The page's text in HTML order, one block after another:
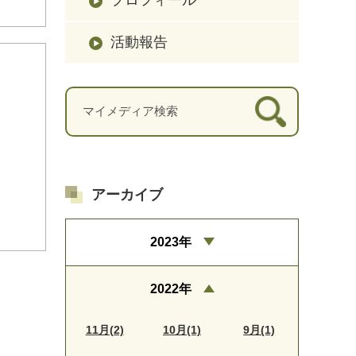
活動報告
アーカイブ
2023年
2022年
11月(2) 10月(1) 9月(1)